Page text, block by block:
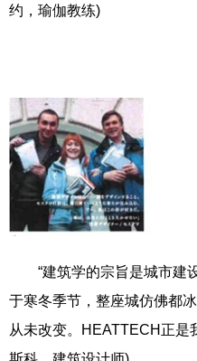
约，瑜伽教练)
“建筑学的宗旨是城市建
于寒冬季节，整座城仿佛都
从未改变。HEATTECH正是